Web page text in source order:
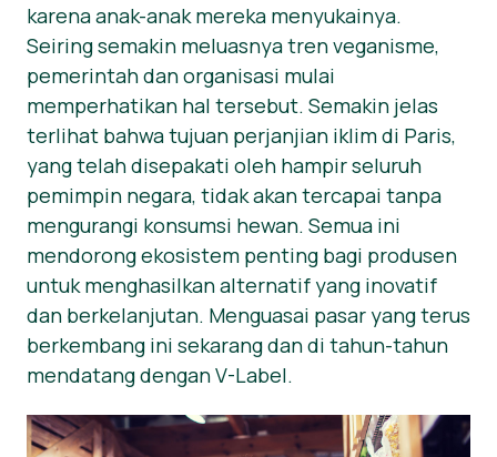
Wawasan
Dapatkan sertifikasi
Area Konsumen
Laporkan Penyalahgunaan
Berita
Bahan Pers
karena anak-anak mereka menyukainya.
Seiring semakin meluasnya tren veganisme,
pemerintah dan organisasi mulai
memperhatikan hal tersebut. Semakin jelas
terlihat bahwa tujuan perjanjian iklim di Paris,
yang telah disepakati oleh hampir seluruh
pemimpin negara, tidak akan tercapai tanpa
mengurangi konsumsi hewan. Semua ini
mendorong ekosistem penting bagi produsen
untuk menghasilkan alternatif yang inovatif
dan berkelanjutan. Menguasai pasar yang terus
berkembang ini sekarang dan di tahun-tahun
mendatang dengan V-Label.